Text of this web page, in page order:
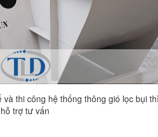
thi công hệ thống thông gió lọc bụi
trợ tư vấn